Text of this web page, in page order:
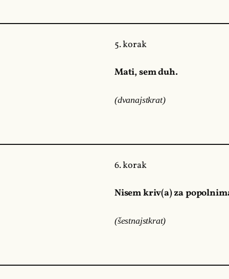
5. korak
Mati, sem duh.
(dvanajstkrat)
6. korak
Nisem kriv(a) za
(šestnajstkrat)